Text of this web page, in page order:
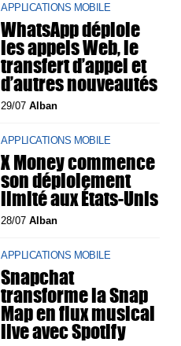
APPLICATIONS MOBILE
WhatsApp déploie
les appels Web, le
transfert d’appel et
d’autres nouveautés
29/07Alban
APPLICATIONS MOBILE
X Money commence
son déploiement
limité aux États-Unis
28/07Alban
APPLICATIONS MOBILE
Snapchat
transforme la Snap
Map en flux musical
live avec Spotify